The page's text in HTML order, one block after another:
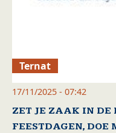
Ternat
17/11/2025 - 07:42
ZET JE ZAAK IN DE
FEESTDAGEN, DOE